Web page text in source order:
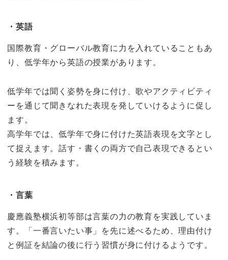
・英語
国際教育・グローバル教育に力を入れていることもあ
り、低学年から英語の授業があります。
低学年では聞く姿勢を身に付け、歌やアクティビティ
ーを通じて聞きなれた表現を発していけるように促し
ます。
高学年では、低学年で身に付けた英語表現を文字とし
て捉えます。話す・書くの両方で自己表現できるとい
う経験を積みます。
・言葉
慶應義塾横浜初等部は言葉の力の教育を実践していま
す。「一番言いたい事」を先に述べるため、理由付け
と例証を結論の後に行う習慣が身に付けるようです。